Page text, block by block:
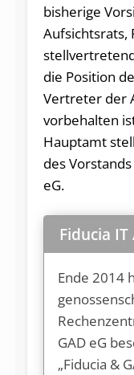
bisherige
Aufsichtsrats,
die Position
Vertreter der
vorbehalten
Hauptamt
des
eG.
Fiducia IT
Ende 2014
GAD eG
„Fiducia &